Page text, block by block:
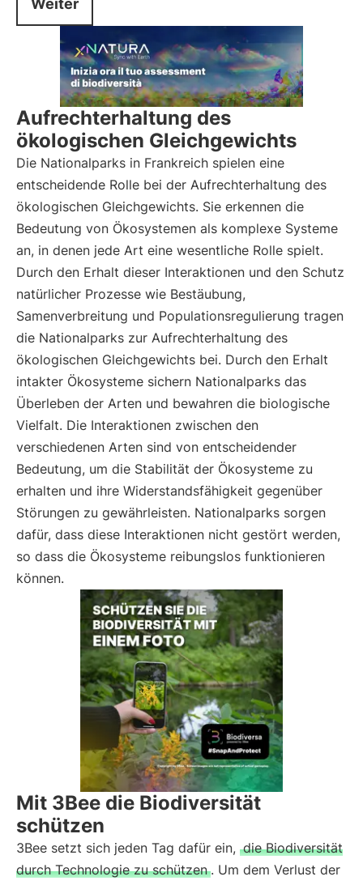
Weiter
Aufrechterhaltung des
ökologischen Gleichgewichts
Die Nationalparks in Frankreich spielen eine
entscheidende Rolle bei der Aufrechterhaltung des
ökologischen Gleichgewichts. Sie erkennen die
Bedeutung von Ökosystemen als komplexe Systeme
an, in denen jede Art eine wesentliche Rolle spielt.
Durch den Erhalt dieser Interaktionen und den Schutz
natürlicher Prozesse wie Bestäubung,
Samenverbreitung und Populationsregulierung tragen
die Nationalparks zur Aufrechterhaltung des
ökologischen Gleichgewichts bei. Durch den Erhalt
intakter Ökosysteme sichern Nationalparks das
Überleben der Arten und bewahren die biologische
Vielfalt. Die Interaktionen zwischen den
verschiedenen Arten sind von entscheidender
Bedeutung, um die Stabilität der Ökosysteme zu
erhalten und ihre Widerstandsfähigkeit gegenüber
Störungen zu gewährleisten. Nationalparks sorgen
dafür, dass diese Interaktionen nicht gestört werden,
so dass die Ökosysteme reibungslos funktionieren
können.
Mit 3Bee die Biodiversität
schützen
3Bee setzt sich jeden Tag dafür ein, die Biodiversität
durch Technologie zu schützen . Um dem Verlust der